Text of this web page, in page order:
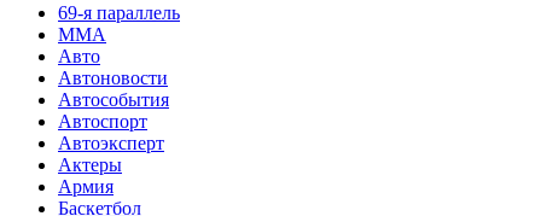
69-я параллель
MMA
Авто
Автоновости
Автособытия
Автоспорт
Автоэксперт
Актеры
Армия
Баскетбол